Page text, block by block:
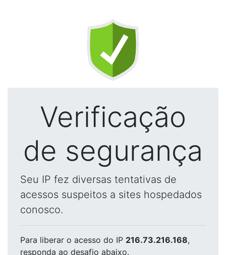
Verificação
de segurança
Seu IP fez diversas tentativas de
acessos suspeitos a sites hospedados
conosco.
Para liberar o acesso do IP 216.73.216.168,
responda ao desafio abaixo.